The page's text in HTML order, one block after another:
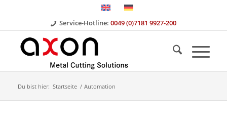
Service-Hotline:0049 (0)7181 9927-200
Du bist hier: Startseite / Automation